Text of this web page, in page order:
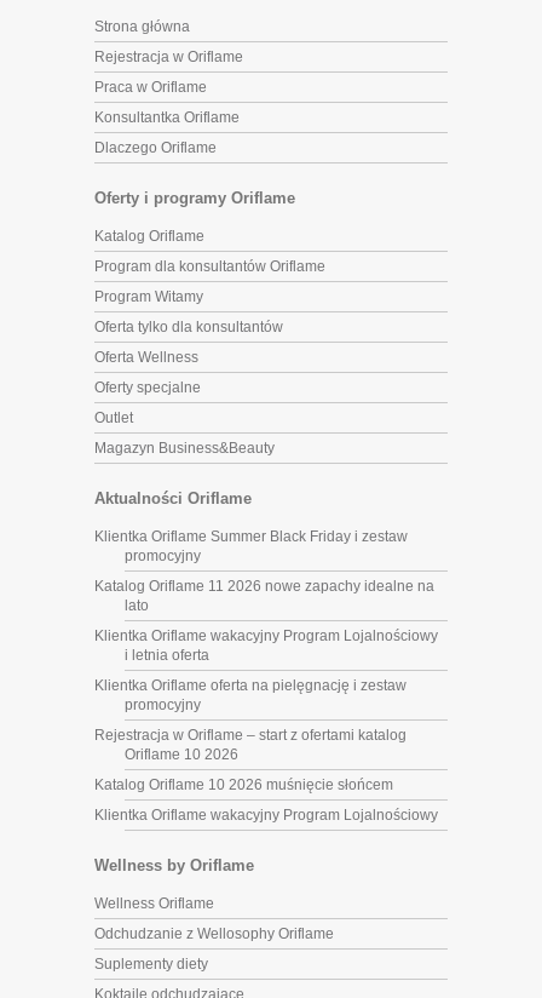
Strona główna
Rejestracja w Oriflame
Praca w Oriflame
Konsultantka Oriflame
Dlaczego Oriflame
Oferty i programy Oriflame
Katalog Oriflame
Program dla konsultantów Oriflame
Program Witamy
Oferta tylko dla konsultantów
Oferta Wellness
Oferty specjalne
Outlet
Magazyn Business&Beauty
Aktualności Oriflame
Klientka Oriflame Summer Black Friday i zestaw
promocyjny
Katalog Oriflame 11 2026 nowe zapachy idealne na
lato
Klientka Oriflame wakacyjny Program Lojalnościowy
i letnia oferta
Klientka Oriflame oferta na pielęgnację i zestaw
promocyjny
Rejestracja w Oriflame – start z ofertami katalog
Oriflame 10 2026
Katalog Oriflame 10 2026 muśnięcie słońcem
Klientka Oriflame wakacyjny Program Lojalnościowy
Wellness by Oriflame
Wellness Oriflame
Odchudzanie z Wellosophy Oriflame
Suplementy diety
Koktajle odchudzające